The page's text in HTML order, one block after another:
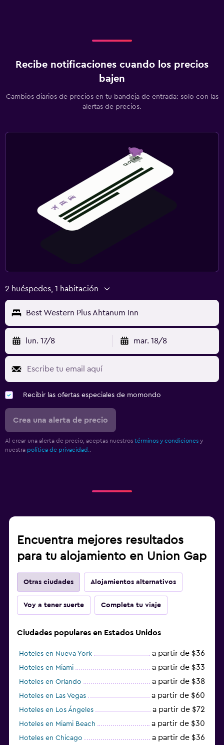
Recibe notificaciones cuando los precios
bajen
Cambios diarios de precios en tu bandeja de entrada: solo con las
alertas de precios.
2 huéspedes, 1 habitación
Best Western Plus Ahtanum Inn
lun. 17/8 mar. 18/8
Recibir las ofertas especiales de momondo
Crea una alerta de precio
Al crear una alerta de precio, aceptas nuestros términos y condiciones y
nuestra política de privacidad.
Encuentra mejores resultados
para tu alojamiento en Union Gap
Otras ciudades Alojamientos alternativos
Voy a tener suerte Completa tu viaje
Ciudades populares en Estados Unidos
Hoteles en Nueva York a partir de $36
Hoteles en Miami a partir de $33
Hoteles en Orlando a partir de $38
Hoteles en Las Vegas a partir de $60
Hoteles en Los Ángeles a partir de $72
Hoteles en Miami Beach a partir de $30
Hoteles en Chicago a partir de $36